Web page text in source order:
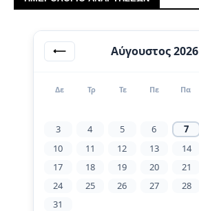
⟵ Αύγουστος 2026
Δε Τρ Τε Πε Πα
3
4 5 6 7
10
11 12 13 14
17
18 19 20 21
24
25 26 27 28
31